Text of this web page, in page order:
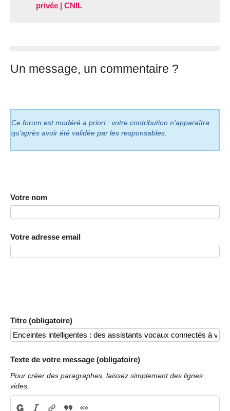
privée | CNIL
Un message, un commentaire ?
Ce forum est modéré a priori : votre contribution n’apparaîtra
qu’après avoir été validée par les responsables.
Votre nom
Votre adresse email
Titre (obligatoire)
Texte de votre message (obligatoire)
Pour créer des paragraphes, laissez simplement des lignes
vides.